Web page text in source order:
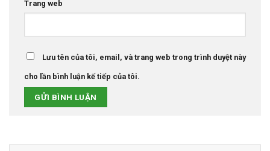
Trang web
Lưu tên của tôi, email, và trang web trong trình duyệt này
cho lần bình luận kế tiếp của tôi.